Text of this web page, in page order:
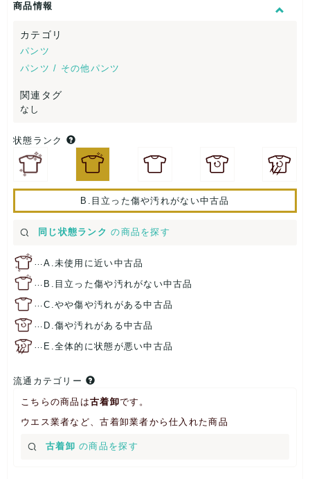
商品情報
カテゴリ
パンツ
パンツ / その他パンツ
関連タグ
なし
状態ランク
B.目立った傷や汚れがない中古品
同じ状態ランク の商品を探す
…A.未使用に近い中古品
… B.目立った傷や汚れがない中古品
…C.やや傷や汚れがある中古品
… D.傷や汚れがある中古品
… E.全体的に状態が悪い中古品
流通カテゴリー
こちらの商品は古着卸です。
ウエス業者など、古着卸業者から仕入れた商品
古着卸 の商品を探す